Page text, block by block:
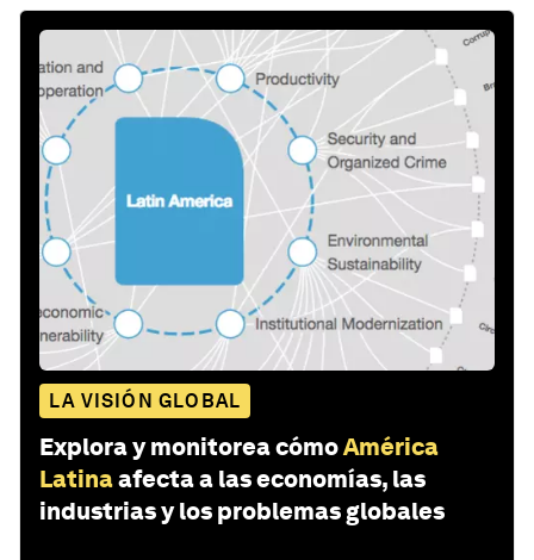
LA VISIÓN GLOBAL
Explora y monitorea cómoAmérica
Latinaafecta a las economías, las
industrias y los problemas globales